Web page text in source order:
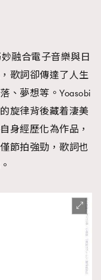
融合電子音樂與日
歌詞卻傳達了人生
、夢想等。Yoasobi
旋律背後藏着淒美
身經歷化為作品，
節拍強勁，歌詞也